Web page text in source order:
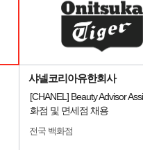
샤넬코리아유한회사
[CHANEL] Beauty Advisor
화점 및 면세점 채용
전국 백화점